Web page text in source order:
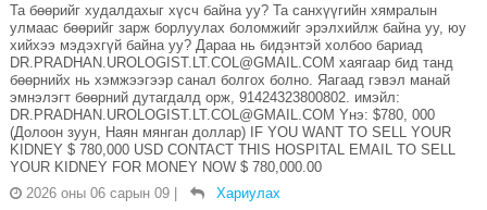
Та бөөрийг худалдахыг хүсч байна уу? Та санхүүгийн хямралын
улмаас бөөрийг зарж борлуулах боломжийг эрэлхийлж байна уу, юу
хийхээ мэдэхгүй байна уу? Дараа нь бидэнтэй холбоо бариад
DR.PRADHAN.UROLOGIST.LT.COL@GMAIL.COM хаягаар бид танд
бөөрнийх нь хэмжээгээр санал болгох болно. Яагаад гэвэл манай
эмнэлэгт бөөрний дутагдалд орж, 91424323800802. имэйл:
DR.PRADHAN.UROLOGIST.LT.COL@GMAIL.COM Yнэ: $780, 000
(Долоон зуун, Наян мянган доллар) IF YOU WANT TO SELL YOUR
KIDNEY $ 780,000 USD CONTACT THIS HOSPITAL EMAIL TO SELL
YOUR KIDNEY FOR MONEY NOW $ 780,000.00
2026 оны 06 сарын 09 | Хариулах